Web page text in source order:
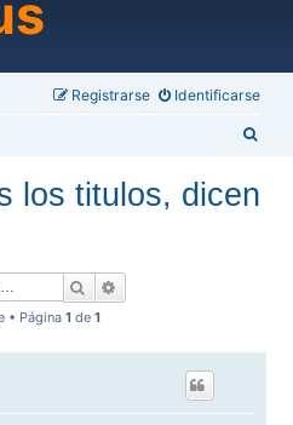
Identificarse
Registrarse
los titulos, dicen
Buscar
• Página 1 de 1